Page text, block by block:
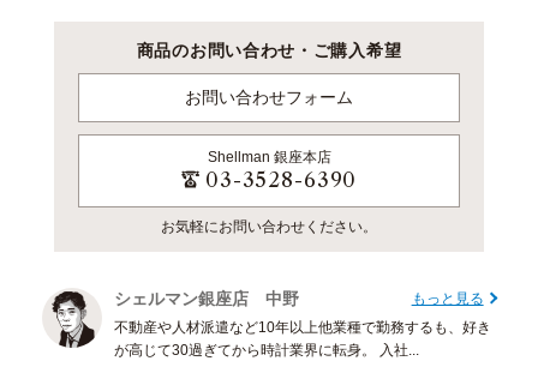
商品のお問い合わせ・ご購入希望
お問い合わせフォーム
Shellman 銀座本店
03-3528-6390
お気軽にお問い合わせください。
シェルマン銀座店 中野
もっと見る
不動産や人材派遣など10年以上他業種で勤務するも、好き
が高じて30過ぎてから時計業界に転身。 入社...